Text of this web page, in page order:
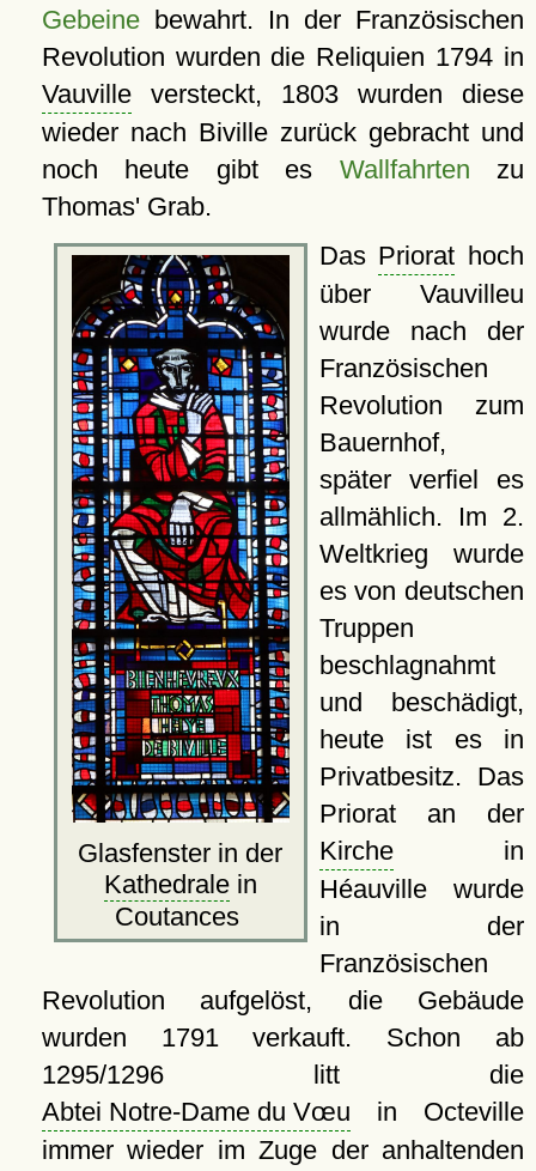
Gebeinebewahrt. In der Französischen
Revolution wurden die Reliquien 1794 in
Vauvilleversteckt, 1803 wurden diese
wieder nach Biville zurück gebracht und
noch heute gibt es Wallfahrten zu
Thomas' Grab.
Glasfenster in der
Kathedralein
Coutances
Das Priorat hoch
über Vauvilleu
wurde nach der
Französischen
Revolution zum
Bauernhof,
später verfiel es
allmählich. Im 2.
Weltkrieg wurde
es von deutschen
Truppen
beschlagnahmt
und beschädigt,
heute ist es in
Privatbesitz. Das
Priorat an der
Kirchein
Héauville wurde
in der
Französischen
Revolution aufgelöst, die Gebäude
wurden 1791 verkauft. Schon ab
1295/1296 litt die
Abtei Notre-Dame du Vœu in Octeville
immer wieder im Zuge der anhaltenden